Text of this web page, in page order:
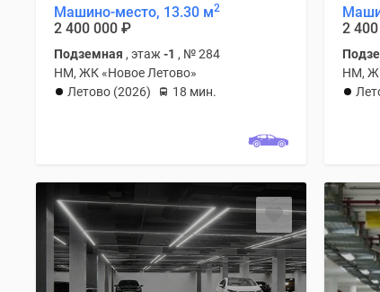
Машино-место, 13.30 м2
2 400 000 ₽
Подземная , этаж -1 , № 284
НМ, ЖК «Новое Летово»
Летово (2026)
18 мин.
2
НМ,